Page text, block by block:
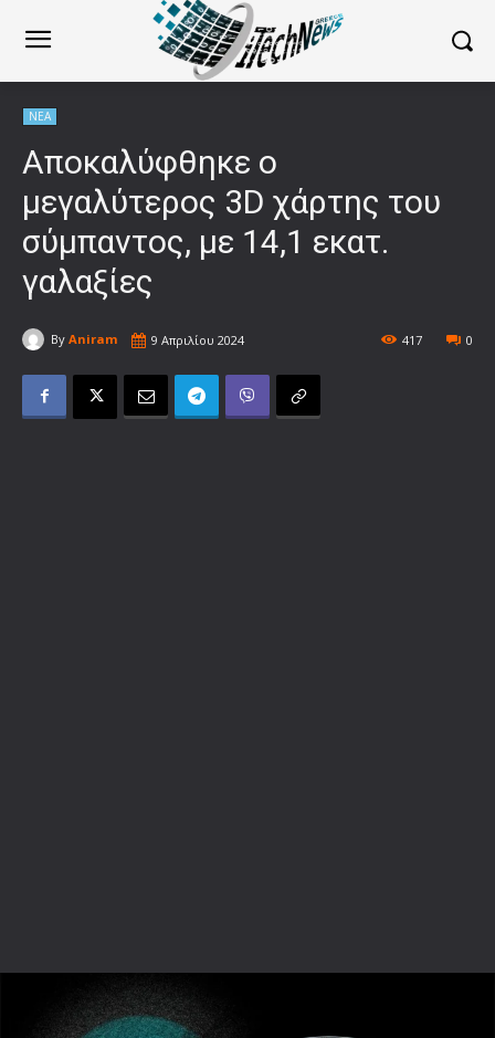
ΝΕΑ
Αποκαλύφθηκε ο
μεγαλύτερος 3D χάρτης του
σύμπαντος, με 14,1 εκατ.
γαλαξίες
By Aniram 9 Απριλίου 2024 0
417